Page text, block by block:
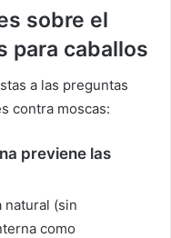
sobre el
para caballos
a las preguntas
contra moscas:
previene las
natural (sin
como